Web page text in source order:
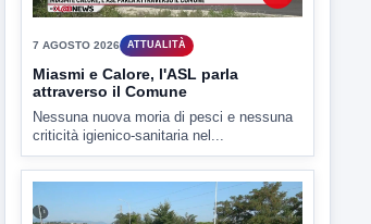
SPORT BENEVENTO
Benevento Calcio: Le scelte di
Floro Flores per il debutto di Coppa
Italia
Il Benevento è pronto al debutto di Coppa
Italia. Scelte...